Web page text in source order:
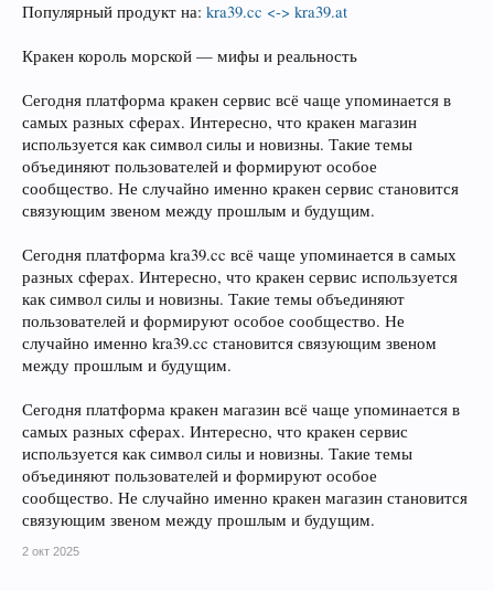
Популярный продукт на: kra39.cc <-> kra39.at
Кракен король морской — мифы и реальность
Сегодня платформа кракен сервис всё чаще упоминается в
самых разных сферах. Интересно, что кракен магазин
используется как символ силы и новизны. Такие темы
объединяют пользователей и формируют особое
сообщество. Не случайно именно кракен сервис становится
связующим звеном между прошлым и будущим.
Сегодня платформа kra39.cc всё чаще упоминается в самых
разных сферах. Интересно, что кракен сервис используется
как символ силы и новизны. Такие темы объединяют
пользователей и формируют особое сообщество. Не
случайно именно kra39.cc становится связующим звеном
между прошлым и будущим.
Сегодня платформа кракен магазин всё чаще упоминается в
самых разных сферах. Интересно, что кракен сервис
используется как символ силы и новизны. Такие темы
объединяют пользователей и формируют особое
сообщество. Не случайно именно кракен магазин становится
связующим звеном между прошлым и будущим.
2 окт 2025